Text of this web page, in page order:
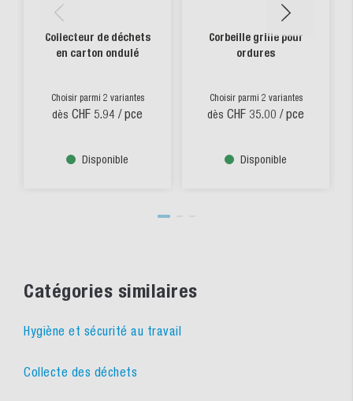
Collecteur de déchets
en carton ondulé
Choisir parmi 2 variantes
dès CHF 5.94 / pce
Disponible
Corbeille grille pour
ordures
Choisir parmi 2 variantes
dès CHF 35.00 / pce
Disponible
Catégories similaires
Hygiène et sécurité au travail
Collecte des déchets